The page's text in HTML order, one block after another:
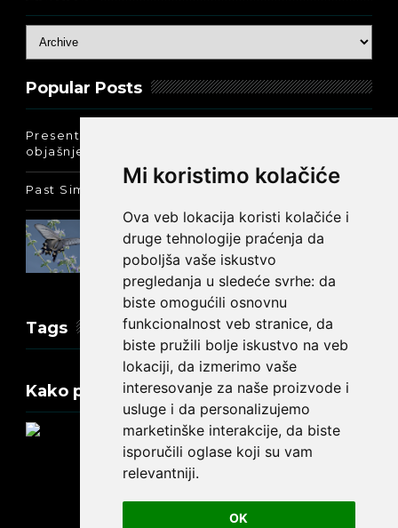
Mi koristimo kolačiće
Ova veb lokacija koristi kolačiće i
druge tehnologije praćenja da
poboljša vaše iskustvo
pregledanja u sledeće svrhe: da
biste omogućili osnovnu
funkcionalnost veb stranice, da
biste pružili bolje iskustvo na veb
lokaciji, da izmerimo vaše
interesovanje za naše proizvode i
usluge i da personalizujemo
marketinške interakcije, da biste
isporučili oglase koji su vam
relevantniji.
OK
Popular Posts
Present Perfect Simple - najjednostavnije
objašnjenje :-)
Past Simple i Past Continuous - razlika
Prošlo vreme glagola biti na
engleskom: was ili were
Tags
Kako promeniti tekst na engleskom?
Update cookies preferences